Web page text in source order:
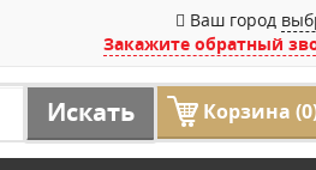
Ваш город
Закажите обратный
Искать Корзина